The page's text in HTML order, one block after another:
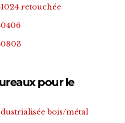
pour le
bois/métal